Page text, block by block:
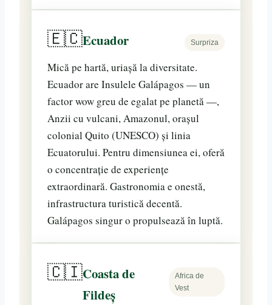
🇪🇨Ecuador Surpriza
Mică pe hartă, uriașă la diversitate.
Ecuador are Insulele Galápagos — un
factor wow greu de egalat pe planetă —,
Anzii cu vulcani, Amazonul, orașul
colonial Quito (UNESCO) și linia
Ecuatorului. Pentru dimensiunea ei, oferă
o concentrație de experiențe
extraordinară. Gastronomia e onestă,
infrastructura turistică decentă.
Galápagos singur o propulsează în luptă.
🇨🇮Coasta de
Fildeș
Africa de
Vest